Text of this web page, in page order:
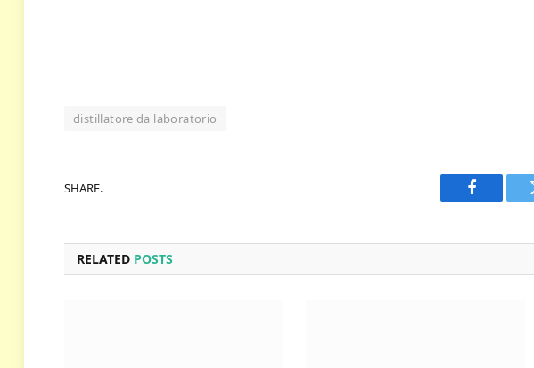
distillatore da laboratorio
SHARE.
Facebook
RELATED POSTS